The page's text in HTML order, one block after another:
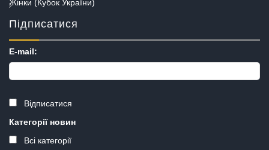
Жінки (Кубок України)
Підписатися
E-mail:
Відписатися
Категорії новин
Всі категорії